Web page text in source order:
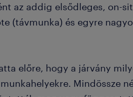
az addig elsődleges, on-
(távmunka) és egyre
előre, hogy a járvány
Mindössze